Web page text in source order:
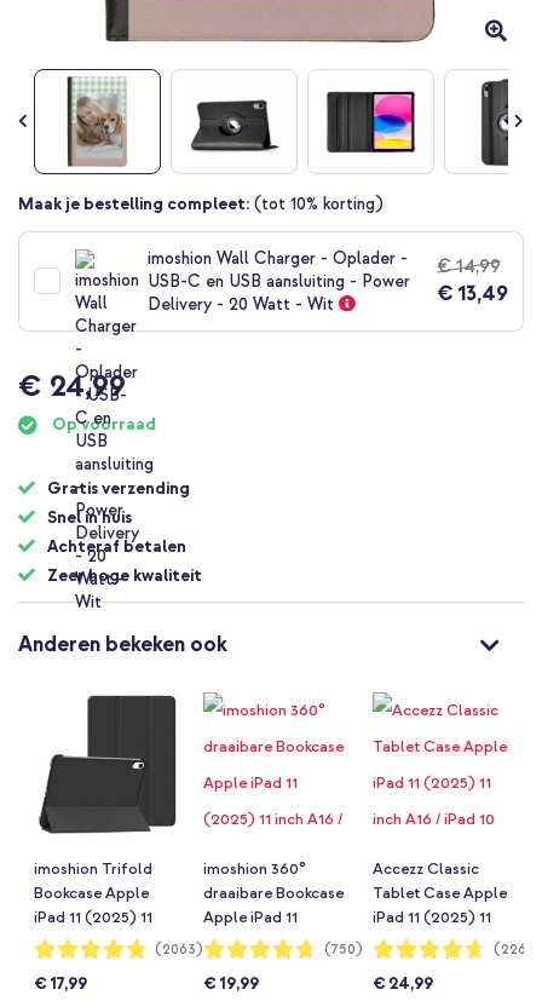
Ga
begin
van
afbeeldingen-
Maak je bestelling compleet: (tot 10% korting)
imoshion Wall Charger - Oplader -
USB-C en USB aansluiting - Power
Delivery - 20 Watt - Wit
€ 14,99
€ 13,49
€ 24,99
Op voorraad
Gratis verzending
Snel in huis
Achteraf betalen
Zeer hoge kwaliteit
Anderen bekeken ook
imoshion Trifold
Bookcase Apple
iPad 11 (2025) 11
inch A16 / iPad 10
Zwart
Waardering:
96%
(2063)
€ 17,99
imoshion 360°
draaibare Bookcase
Apple iPad 11
(2025) 11 inch A16 /
inch - Zwart
Waardering:
94%
(750)
€ 19,99
Accezz Classic
Tablet Case Apple
iPad 11 (2025) 11
inch A16 / iPad 10
Zwart
Waardering:
93%
(226)
€ 24,99